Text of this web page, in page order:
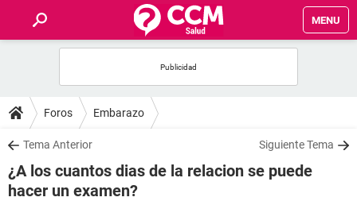
MENU
FORUMS
SALUD
FAMILIA
Foros Embarazo
Tema Anterior Siguiente Tema
¿A los cuantos dias de la relacion se puede
hacer un examen?